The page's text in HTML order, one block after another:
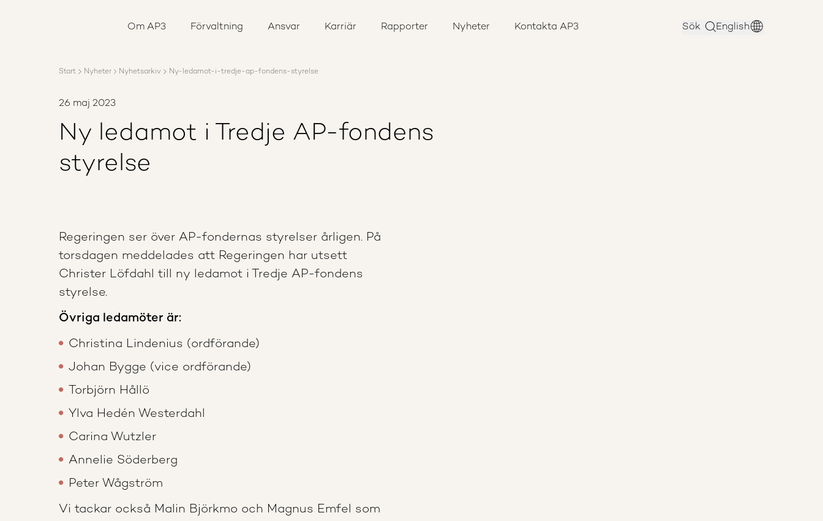
Om AP3 Förvaltning Ansvar Karriär Rapporter Nyheter Kontakta AP3 Sök English
Start Nyheter Nyhetsarkiv Ny-ledamot-i-tredje-ap-fondens-styrelse
26 maj 2023
Ny ledamot i Tredje AP-fondens
styrelse
Regeringen ser över AP-fondernas styrelser årligen. På
torsdagen meddelades att Regeringen har utsett
Christer Löfdahl till ny ledamot i Tredje AP-fondens
styrelse.
Övriga ledamöter är:
Christina Lindenius (ordförande)
Johan Bygge (vice ordförande)
Torbjörn Hållö
Ylva Hedén Westerdahl
Carina Wutzler
Annelie Söderberg
Peter Wågström
Vi tackar också Malin Björkmo och Magnus Emfel som